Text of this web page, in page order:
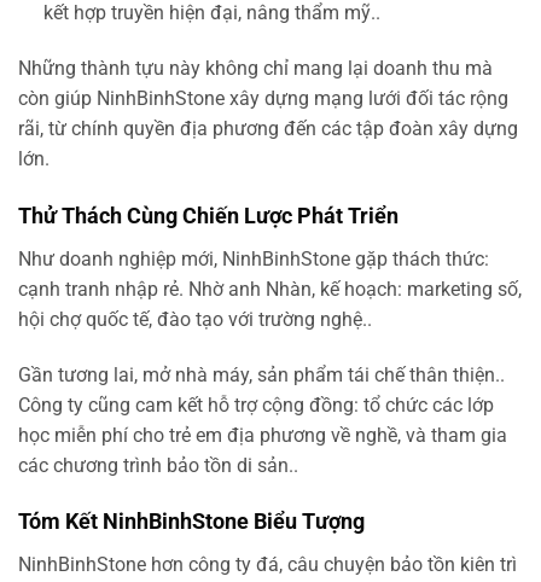
kết hợp truyền hiện đại, nâng thẩm mỹ..
Những thành tựu này không chỉ mang lại doanh thu mà
còn giúp NinhBinhStone xây dựng mạng lưới đối tác rộng
rãi, từ chính quyền địa phương đến các tập đoàn xây dựng
lớn.
Thử Thách Cùng Chiến Lược Phát Triển
Như doanh nghiệp mới, NinhBinhStone gặp thách thức:
cạnh tranh nhập rẻ. Nhờ anh Nhàn, kế hoạch: marketing số,
hội chợ quốc tế, đào tạo với trường nghệ..
Gần tương lai, mở nhà máy, sản phẩm tái chế thân thiện..
Công ty cũng cam kết hỗ trợ cộng đồng: tổ chức các lớp
học miễn phí cho trẻ em địa phương về nghề, và tham gia
các chương trình bảo tồn di sản..
Tóm Kết NinhBinhStone Biểu Tượng
NinhBinhStone hơn công ty đá, câu chuyện bảo tồn kiên trì